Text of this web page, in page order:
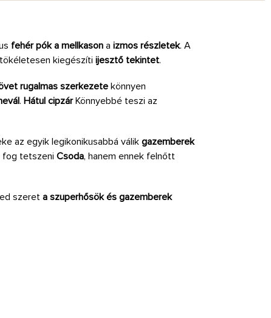
fehér pók a mellkason a izmos részletek. A
kiegészíti ijesztő tekintet.
rugalmas szerkezetekönnyen
. Hátul cipzárKönnyebbé teszi az
az egyik legikonikusabbá válikgazemberek
fog tetszeni Csoda, hanem ennek felnőtt
szereta szuperhősök és gazemberek